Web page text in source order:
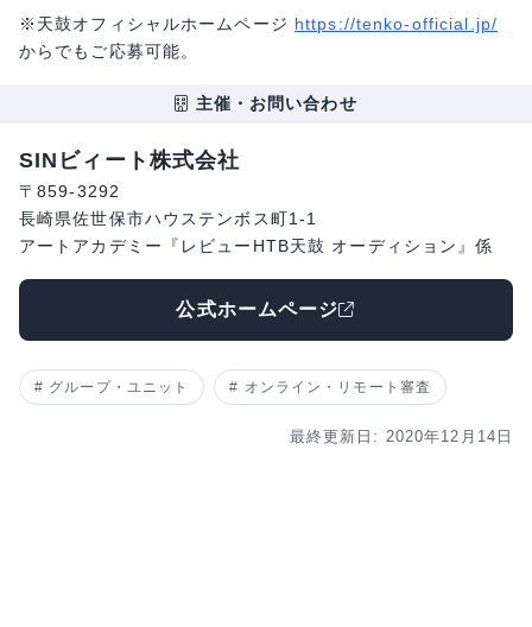
※天鼓オフィシャルホームページ https://tenko-official.jp/
からでもご応募可能。
主催・お問い合わせ
SINビィート株式会社
〒859-3292
長崎県佐世保市ハウステンボス町1-1
アートアカデミー『レビューHTB天鼓 オーディション』係
公式ホームページ
グループ・ユニット オンライン・リモート審査
最終更新日: 2020年12月14日